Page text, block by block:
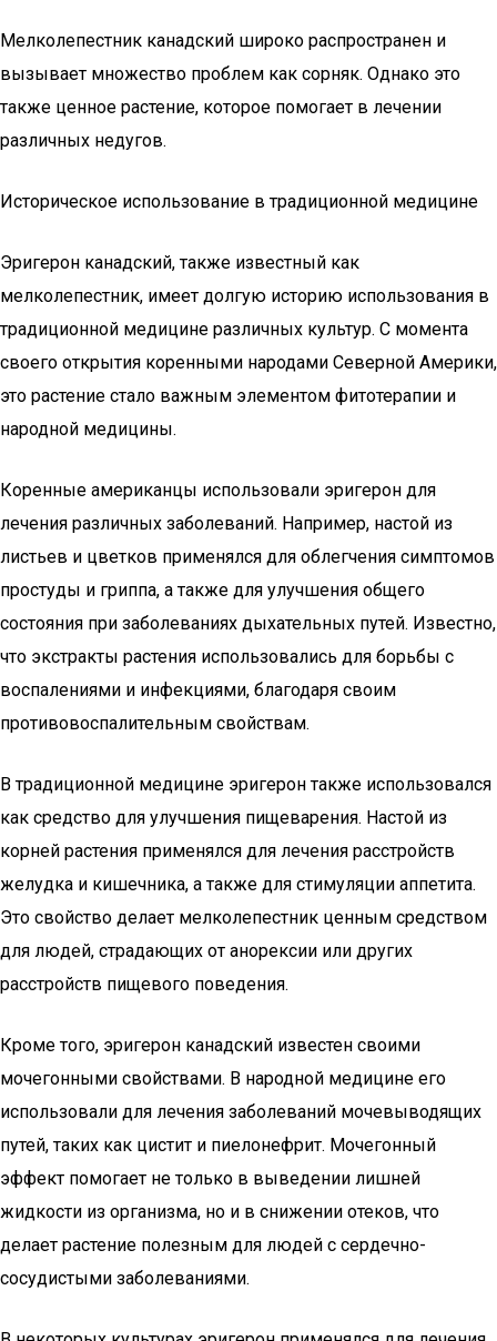
Мелколепестник канадский широко распространен и
вызывает множество проблем как сорняк. Однако это
также ценное растение, которое помогает в лечении
различных недугов.
Историческое использование в традиционной медицине
Эригерон канадский, также известный как
мелколепестник, имеет долгую историю использования в
традиционной медицине различных культур. С момента
своего открытия коренными народами Северной Америки,
это растение стало важным элементом фитотерапии и
народной медицины.
Коренные американцы использовали эригерон для
лечения различных заболеваний. Например, настой из
листьев и цветков применялся для облегчения симптомов
простуды и гриппа, а также для улучшения общего
состояния при заболеваниях дыхательных путей. Известно,
что экстракты растения использовались для борьбы с
воспалениями и инфекциями, благодаря своим
противовоспалительным свойствам.
В традиционной медицине эригерон также использовался
как средство для улучшения пищеварения. Настой из
корней растения применялся для лечения расстройств
желудка и кишечника, а также для стимуляции аппетита.
Это свойство делает мелколепестник ценным средством
для людей, страдающих от анорексии или других
расстройств пищевого поведения.
Кроме того, эригерон канадский известен своими
мочегонными свойствами. В народной медицине его
использовали для лечения заболеваний мочевыводящих
путей, таких как цистит и пиелонефрит. Мочегонный
эффект помогает не только в выведении лишней
жидкости из организма, но и в снижении отеков, что
делает растение полезным для людей с сердечно-
сосудистыми заболеваниями.